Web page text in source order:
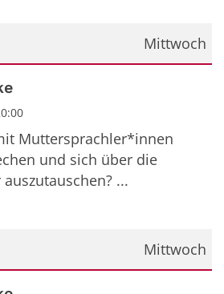
Mittwoch
2026
Muttersprachler*innen
und sich über die
...
Mittwoch